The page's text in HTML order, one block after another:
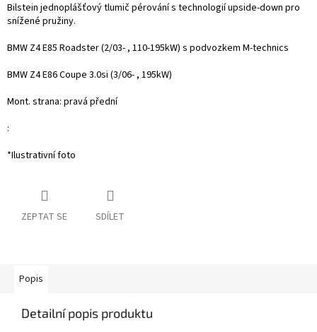
Bilstein jednoplášťový tlumič pérování s technologií upside-down pro
snížené pružiny.
BMW Z4 E85 Roadster (2/03- , 110-195kW) s podvozkem M-technics
BMW Z4 E86 Coupe 3.0si (3/06- , 195kW)
Mont. strana: pravá přední
:
*Ilustrativní foto
ZEPTAT SE SDÍLET
Popis
Detailní popis produktu